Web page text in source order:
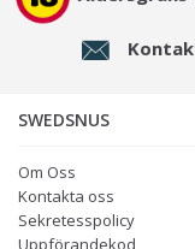
SWEDSNUS
Om Oss
Kontakta oss
Sekretesspolicy
Uppförandekod